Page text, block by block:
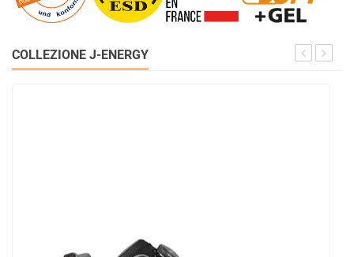
COLLEZIONE J-ENERGY